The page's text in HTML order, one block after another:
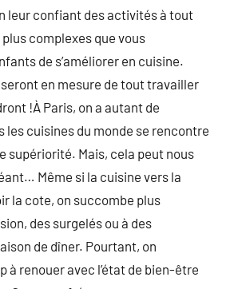
leur confiant des activités à tout
complexes que vous
de s’améliorer en cuisine.
en mesure de tout travailler
!À Paris, on a autant de
cuisines du monde se rencontre
supériorité. Mais, cela peut nous
Même si la cuisine vers la
la cote, on succombe plus
des surgelés ou à des
de dîner. Pourtant, on
à renouer avec l’état de bien-être